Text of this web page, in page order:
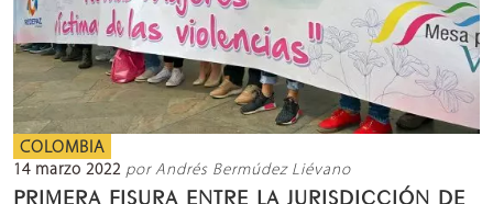
COLOMBIA
14 marzo 2022 por Andrés Bermúdez Liévano
PRIMERA FISURA ENTRE LA JURISDICCIÓN DE